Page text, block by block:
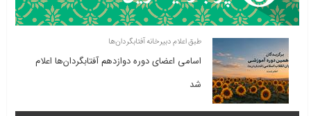
طبق اعلام دبیرخانه آفتابگردان‌ها
اسامی اعضای دوره دوازدهم آفتابگردان‌ها اعلام
شد